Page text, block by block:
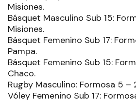
Misiones.
Básquet Masculino Sub 15:
Misiones.
Básquet Femenino Sub 17:
Pampa.
Básquet Femenino Sub 15:
Chaco.
Rugby Masculino: Formosa 5 –
Vóley Femenino Sub 17: